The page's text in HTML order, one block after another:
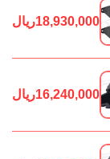
18,930,000ریال
16,240,000ریال